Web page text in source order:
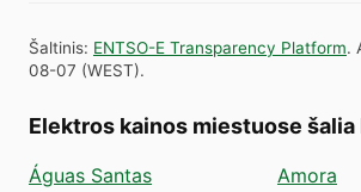
Šaltinis: ENTSO-E Transparency Platform.
08-07 (WEST).
Elektros kainos miestuose šalia
Águas Santas
Amora